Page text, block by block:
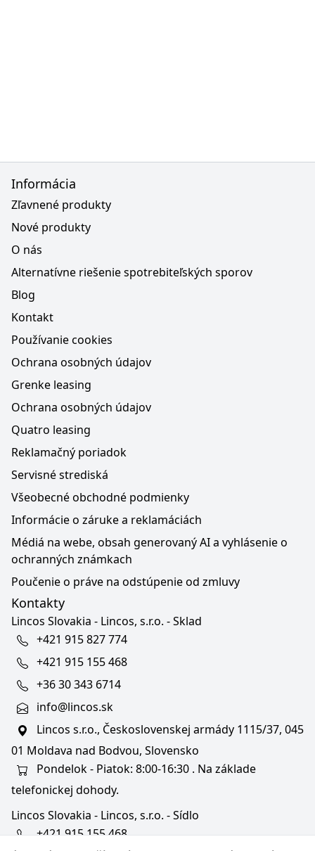
Informácia
Zľavnené produkty
Nové produkty
O nás
Alternatívne riešenie spotrebiteľských sporov
Blog
Kontakt
Používanie cookies
Ochrana osobných údajov
Grenke leasing
Ochrana osobných údajov
Quatro leasing
Reklamačný poriadok
Servisné strediská
Všeobecné obchodné podmienky
Informácie o záruke a reklamáciách
Médiá na webe, obsah generovaný AI a vyhlásenie o
ochranných známkach
Poučenie o práve na odstúpenie od zmluvy
Kontakty
Lincos Slovakia - Lincos, s.r.o. - Sklad
+421 915 827 774
+421 915 155 468
+36 30 343 6714
info@lincos.sk
Lincos s.r.o., Československej armády 1115/37, 045
01 Moldava nad Bodvou, Slovensko
Pondelok - Piatok: 8:00-16:30 . Na základe
telefonickej dohody.
Lincos Slovakia - Lincos, s.r.o. - Sídlo
+421 915 155 468